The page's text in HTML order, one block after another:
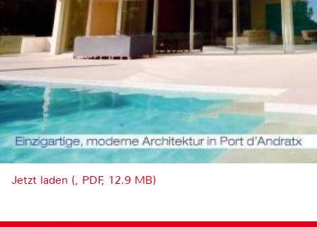
Jetzt laden (, PDF, 12.9 MB)